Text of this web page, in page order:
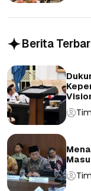
Berita